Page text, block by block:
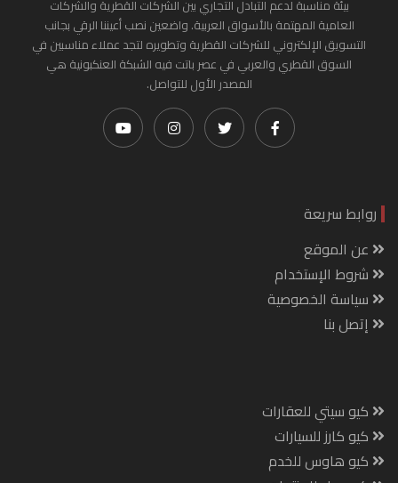
بيئة مناسبة لدعم التبادل التجاري بين الشركات القطرية والشركات
العامية المهتمة بالأسواق العربية. واضعين نصب أعيننا الرقي بجانب
التسويق الإلكتروني للشركات القطرية وتطويره لتجد عملاء مناسبين في
السوق القطري والعربي في عصر باتت فيه الشبكة العنكبونية هي
المصدر الأول للتواصل.
روابط سريعة
عن الموقع
شروط الإستخدام
سياسة الخصوصية
إتصل بنا
كيو سيتي للعقارات
كيو كارز للسيارات
كيو هاوس للخدم